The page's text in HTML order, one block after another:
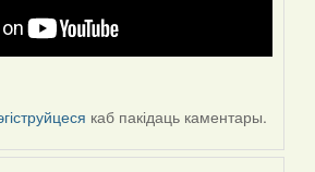
каб пакідаць каментары.